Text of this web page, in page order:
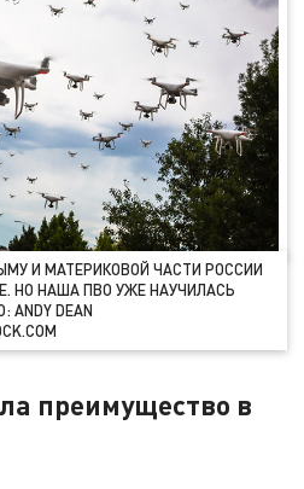
И МАТЕРИКОВОЙ ЧАСТИ РОССИИ
НО НАША ПВО УЖЕ НАУЧИЛАСЬ
DEAN
преимущество в